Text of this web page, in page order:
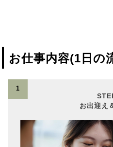
お仕事内容(1日の
1
お出迎え